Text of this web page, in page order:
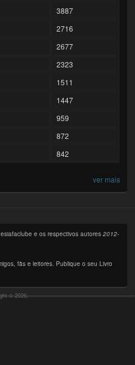
3887
2716
2677
2323
1511
1447
959
872
842
ver mais
e os respectivos autores2012-
fãs e leitores. Publique o seu Livro
© 2026,